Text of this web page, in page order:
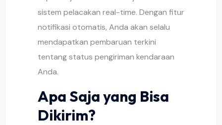
sistem pelacakan real-time. Dengan fitur
notifikasi otomatis, Anda akan selalu
mendapatkan pembaruan terkini
tentang status pengiriman kendaraan
Anda.
Apa Saja yang Bisa
Dikirim?